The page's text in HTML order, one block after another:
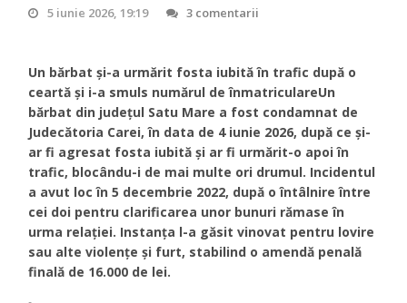
5 iunie 2026, 19:19 3 comentarii
Un bărbat și-a urmărit fosta iubită în trafic după o
ceartă și i-a smuls numărul de înmatriculareUn
bărbat din județul Satu Mare a fost condamnat de
Judecătoria Carei, în data de 4 iunie 2026, după ce și-
ar fi agresat fosta iubită și ar fi urmărit-o apoi în
trafic, blocându-i de mai multe ori drumul. Incidentul
a avut loc în 5 decembrie 2022, după o întâlnire între
cei doi pentru clarificarea unor bunuri rămase în
urma relației. Instanța l-a găsit vinovat pentru lovire
sau alte violențe și furt, stabilind o amendă penală
finală de 16.000 de lei.